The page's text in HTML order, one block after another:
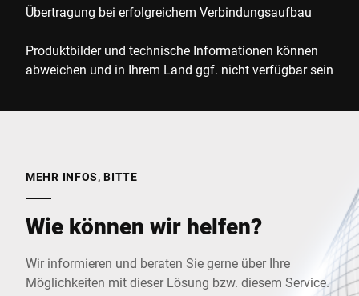
Übertragung bei erfolgreichem Verbindungsaufbau
Produktbilder und technische Informationen können
abweichen und in Ihrem Land ggf. nicht verfügbar sein
MEHR INFOS, BITTE
Wie können wir helfen?
Wir informieren und beraten Sie gerne über Ihre
Möglichkeiten mit dieser Lösung bzw. diesem Service.